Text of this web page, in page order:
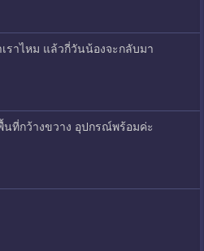
ราไหม แล้วกี่วันน้องจะกลับมา
ที่กว้างขวาง อุปกรณ์พร้อมค่ะ